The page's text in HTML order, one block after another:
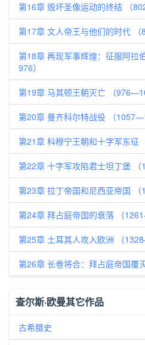
第16章 毁坏圣像运动的终结 （
第17章 文人帝王与他们的时代 （
第18章 再现军事辉煌：征服阿
976）
第19章 马其顿王朝灭亡 （
第20章 曼齐科尔特战役 （
第21章 科穆宁王朝和十字军东征
第22章 十字军攻陷君士坦丁堡 （
第23章 拉丁帝国和尼西亚帝国 （
第24章 拜占庭帝国的衰落 （
第25章 土耳其人攻入欧洲 （
第26章 长卷将合：拜占庭帝国覆
查尔斯·欧曼其它作品
古希腊史